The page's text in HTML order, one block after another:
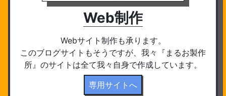
Web制作
Webサイト制作も承ります。
このブログサイトもそうですが、我々『まるお製作
所』のサイトは全て我々自身で作成しています。
専用サイトへ